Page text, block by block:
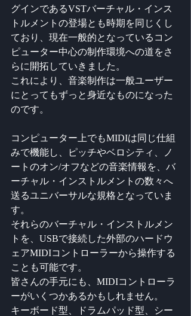
グインであるVSTバーチャル・インス
トルメントの登場とも時期を同じくし
ており、現在一般的となっているコン
ピューター中心の制作環境への道をさ
らに開拓していきました。
これにより、音楽制作は一般ユーザー
にとってもずっと身近なものになった
のです。
コンピューター上でもMIDIは同じ仕組
みで機能し、ピッチやベロシティ、ノ
ートのオン/オフなどの音楽情報を、バ
ーチャル・インストルメントの数々へ
送るユニバーサルな規格となっていま
す。
それらのバーチャル・インストルメン
トを、USBで接続した外部のハードウ
ェアMIDIコントローラーから操作する
ことも可能です。
皆さんの手元にも、MIDIコントローラ
ーがいくつかあるかもしれません。
キーボード型、ドラムパッド型、シー